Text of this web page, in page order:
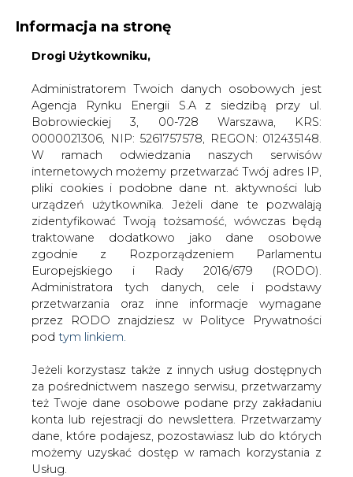
KONTAKT:
WYDAWCA PORTALU:
WYSOKI KONTRAST A A
ZALOGUJ SIĘ
WŁĄCZ CIRE.TV
Informacja na stronę
Drogi Użytkowniku,
Administratorem Twoich danych osobowych jest
Agencja Rynku Energii S.A z siedzibą przy ul.
Bobrowieckiej 3, 00-728 Warszawa, KRS:
0000021306, NIP: 5261757578, REGON: 012435148.
W ramach odwiedzania naszych serwisów
internetowych możemy przetwarzać Twój adres IP,
pliki cookies i podobne dane nt. aktywności lub
urządzeń użytkownika. Jeżeli dane te pozwalają
zidentyfikować Twoją tożsamość, wówczas będą
traktowane dodatkowo jako dane osobowe
zgodnie z Rozporządzeniem Parlamentu
Europejskiego i Rady 2016/679 (RODO).
Administratora tych danych, cele i podstawy
przetwarzania oraz inne informacje wymagane
przez RODO znajdziesz w Polityce Prywatności
pod tym linkiem.
Jeżeli korzystasz także z innych usług dostępnych
za pośrednictwem naszego serwisu, przetwarzamy
też Twoje dane osobowe podane przy zakładaniu
konta lub rejestracji do newslettera. Przetwarzamy
dane, które podajesz, pozostawiasz lub do których
możemy uzyskać dostęp w ramach korzystania z
Usług.
Strona główna
SERWIS INFORMACYJNY CIRE
/ MAP przedstawi rozwiązania dla samorządów i
instytucji wrażliwych